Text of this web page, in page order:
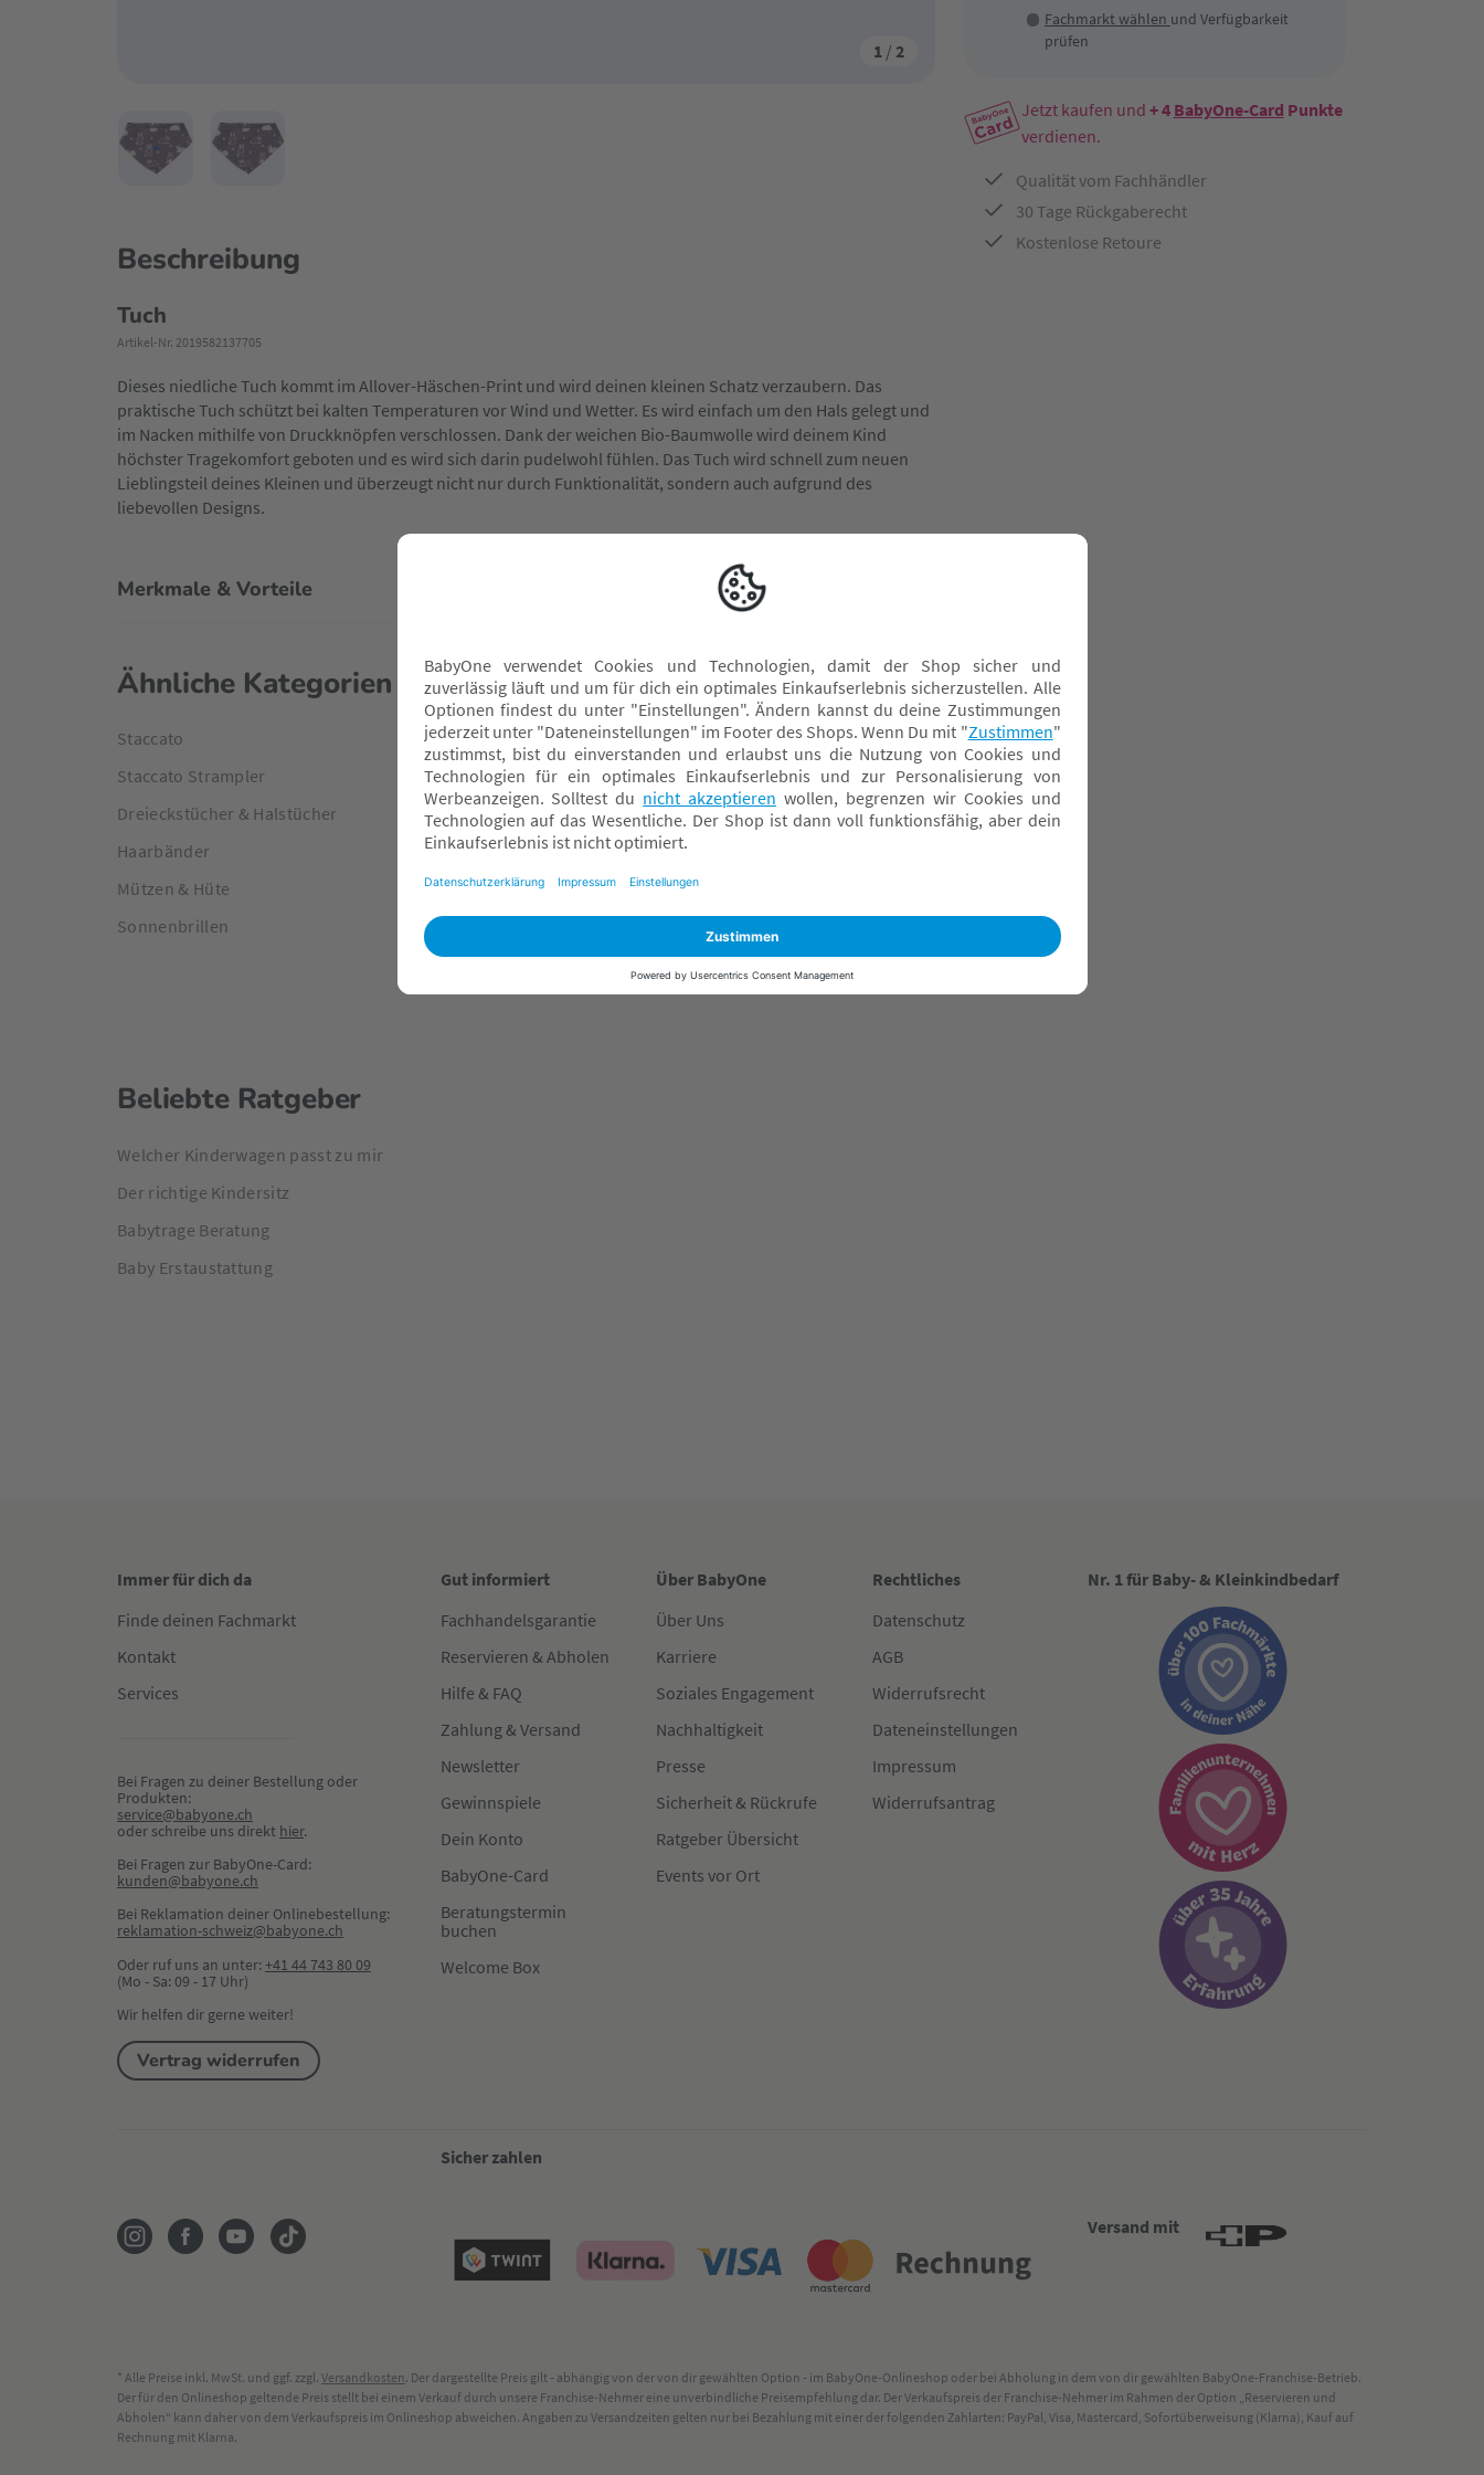
1 /2
Fachmarkt wählen und Verfügbarkeit
prüfen
Jetzt kaufen und + 4 BabyOne-Card Punkte
verdienen.
Qualität vom Fachhändler
30 Tage Rückgaberecht
Kostenlose Retoure
Beschreibung
Tuch
Artikel-Nr. 2019582137705
Dieses niedliche Tuch kommt im Allover-Häschen-Print und wird deinen kleinen Schatz verzaubern. Das
praktische Tuch schützt bei kalten Temperaturen vor Wind und Wetter. Es wird einfach um den Hals gelegt und
im Nacken mithilfe von Druckknöpfen verschlossen. Dank der weichen Bio-Baumwolle wird deinem Kind
höchster Tragekomfort geboten und es wird sich darin pudelwohl fühlen. Das Tuch wird schnell zum neuen
Lieblingsteil deines Kleinen und überzeugt nicht nur durch Funktionalität, sondern auch aufgrund des
liebevollen Designs.
Merkmale & Vorteile
Ähnliche Kategorien
Staccato
Staccato Strampler
Dreieckstücher & Halstücher
Haarbänder
Mützen & Hüte
Sonnenbrillen
Beliebte Ratgeber
Welcher Kinderwagen passt zu mir
Der richtige Kindersitz
Babytrage Beratung
Baby Erstaustattung
Immer für dich da
Finde deinen Fachmarkt
Kontakt
Services
Bei Fragen zu deiner Bestellung oder
Produkten:
service@babyone.ch
oder schreibe uns direkt hier.
Bei Fragen zur BabyOne-Card:
kunden@babyone.ch
Bei Reklamation deiner Onlinebestellung:
reklamation-schweiz@babyone.ch
Oder ruf uns an unter:+41 44 743 80 09
(Mo - Sa: 09 - 17 Uhr)
Wir helfen dir gerne weiter!
Vertrag widerrufen
Gut informiert
Fachhandelsgarantie
Reservieren & Abholen
Hilfe & FAQ
Zahlung & Versand
Newsletter
Gewinnspiele
Dein Konto
BabyOne-Card
Beratungstermin
buchen
Welcome Box
Über BabyOne
Über Uns
Karriere
Soziales Engagement
Nachhaltigkeit
Presse
Sicherheit & Rückrufe
Ratgeber Übersicht
Events vor Ort
Rechtliches
Datenschutz
AGB
Widerrufsrecht
Dateneinstellungen
Impressum
Widerrufsantrag
Nr. 1 für Baby- & Kleinkindbedarf
Sicher zahlen
Versand mit
* Alle Preise inkl. MwSt. und ggf. zzgl. Versandkosten. Der dargestellte Preis gilt - abhängig von der von dir gewählten Option - im BabyOne-Onlineshop oder bei Abholung in dem von dir gewählten BabyOne-Franchise-Betrieb.
Der für den Onlineshop geltende Preis stellt bei einem Verkauf durch unsere Franchise-Nehmer eine unverbindliche Preisempfehlung dar. Der Verkaufspreis der Franchise-Nehmer im Rahmen der Option „Reservieren und
Abholen“ kann daher von dem Verkaufspreis im Onlineshop abweichen. Angaben zu Versandzeiten gelten nur bei Bezahlung mit einer der folgenden Zahlarten: PayPal, Visa, Mastercard, Sofortüberweisung (Klarna), Kauf auf
Rechnung mit Klarna.